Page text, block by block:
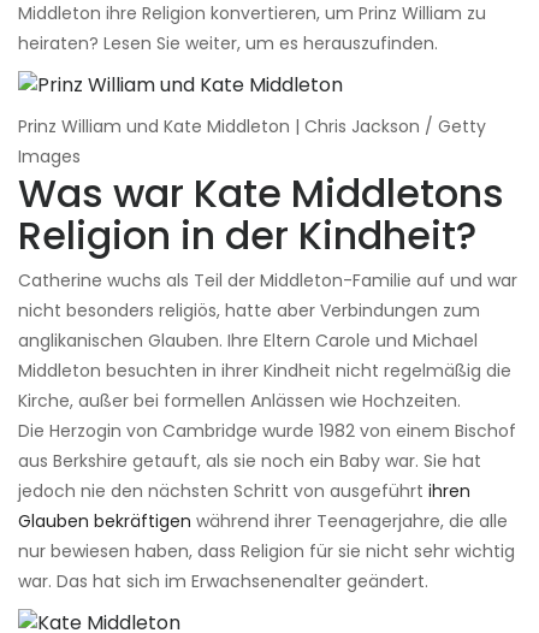
Middleton ihre Religion konvertieren, um Prinz William zu
heiraten? Lesen Sie weiter, um es herauszufinden.
Prinz William und Kate Middleton | Chris Jackson / Getty
Images
Was war Kate Middletons
Religion in der Kindheit?
Catherine wuchs als Teil der Middleton-Familie auf und war
nicht besonders religiös, hatte aber Verbindungen zum
anglikanischen Glauben. Ihre Eltern Carole und Michael
Middleton besuchten in ihrer Kindheit nicht regelmäßig die
Kirche, außer bei formellen Anlässen wie Hochzeiten.
Die Herzogin von Cambridge wurde 1982 von einem Bischof
aus Berkshire getauft, als sie noch ein Baby war. Sie hat
jedoch nie den nächsten Schritt von ausgeführt ihren
Glauben bekräftigen während ihrer Teenagerjahre, die alle
nur bewiesen haben, dass Religion für sie nicht sehr wichtig
war. Das hat sich im Erwachsenenalter geändert.